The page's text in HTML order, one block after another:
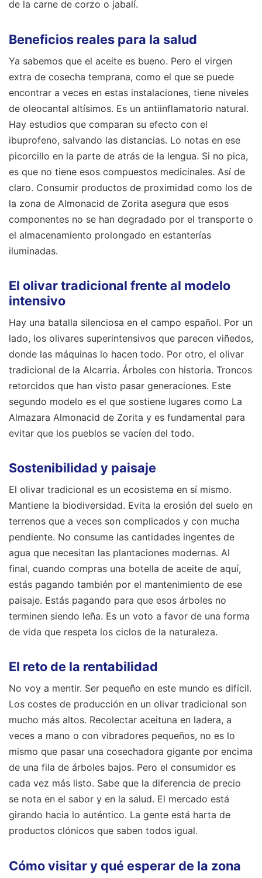
de la carne de corzo o jabalí.
Beneficios reales para la salud
Ya sabemos que el aceite es bueno. Pero el virgen
extra de cosecha temprana, como el que se puede
encontrar a veces en estas instalaciones, tiene niveles
de oleocantal altísimos. Es un antiinflamatorio natural.
Hay estudios que comparan su efecto con el
ibuprofeno, salvando las distancias. Lo notas en ese
picorcillo en la parte de atrás de la lengua. Si no pica,
es que no tiene esos compuestos medicinales. Así de
claro. Consumir productos de proximidad como los de
la zona de Almonacid de Zorita asegura que esos
componentes no se han degradado por el transporte o
el almacenamiento prolongado en estanterías
iluminadas.
El olivar tradicional frente al modelo
intensivo
Hay una batalla silenciosa en el campo español. Por un
lado, los olivares superintensivos que parecen viñedos,
donde las máquinas lo hacen todo. Por otro, el olivar
tradicional de la Alcarria. Árboles con historia. Troncos
retorcidos que han visto pasar generaciones. Este
segundo modelo es el que sostiene lugares como La
Almazara Almonacid de Zorita y es fundamental para
evitar que los pueblos se vacíen del todo.
Sostenibilidad y paisaje
El olivar tradicional es un ecosistema en sí mismo.
Mantiene la biodiversidad. Evita la erosión del suelo en
terrenos que a veces son complicados y con mucha
pendiente. No consume las cantidades ingentes de
agua que necesitan las plantaciones modernas. Al
final, cuando compras una botella de aceite de aquí,
estás pagando también por el mantenimiento de ese
paisaje. Estás pagando para que esos árboles no
terminen siendo leña. Es un voto a favor de una forma
de vida que respeta los ciclos de la naturaleza.
El reto de la rentabilidad
No voy a mentir. Ser pequeño en este mundo es difícil.
Los costes de producción en un olivar tradicional son
mucho más altos. Recolectar aceituna en ladera, a
veces a mano o con vibradores pequeños, no es lo
mismo que pasar una cosechadora gigante por encima
de una fila de árboles bajos. Pero el consumidor es
cada vez más listo. Sabe que la diferencia de precio
se nota en el sabor y en la salud. El mercado está
girando hacia lo auténtico. La gente está harta de
productos clónicos que saben todos igual.
Cómo visitar y qué esperar de la zona